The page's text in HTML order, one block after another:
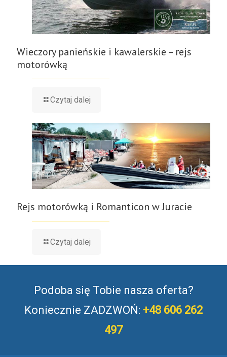
Wieczory panieńskie i kawalerskie – rejs
motorówką
Czytaj dalej
Rejs motorówką i Romanticon w Juracie
Czytaj dalej
Podoba się Tobie nasza oferta?
Koniecznie ZADZWOŃ: +48 606 262
497